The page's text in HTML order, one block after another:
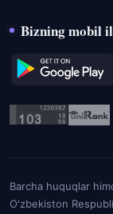
Bizning mobil
Barcha huquqlar
O'zbekiston